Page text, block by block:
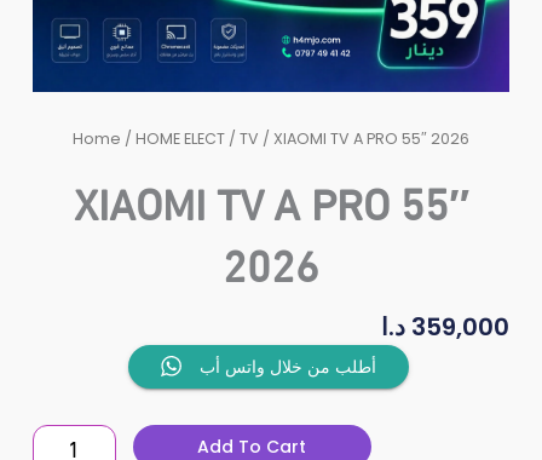
Home / HOME ELECT / TV / XIAOMI TV A PRO 55″ 2026
XIAOMI TV A PRO 55″
2026
359,000 د.ا
أطلب من خلال واتس أب
Add To Cart